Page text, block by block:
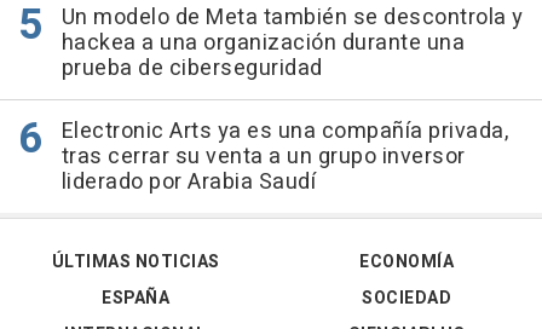
Un modelo de Meta también se descontrola y
hackea a una organización durante una
prueba de ciberseguridad
Electronic Arts ya es una compañía privada,
tras cerrar su venta a un grupo inversor
liderado por Arabia Saudí
ÚLTIMAS NOTICIAS
ESPAÑA
ECONOMÍA
SOCIEDAD